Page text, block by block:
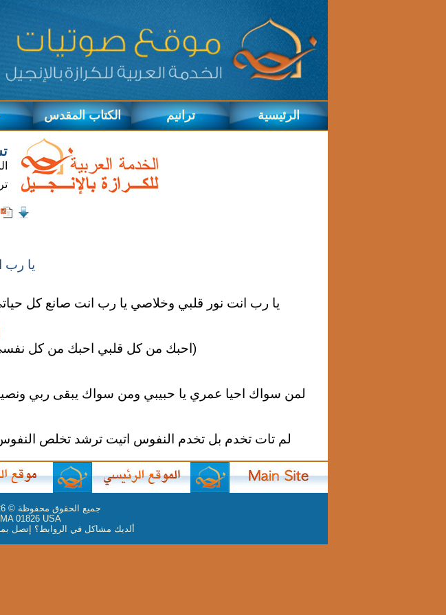
الرئيسية ترانيم الكتاب المقدس
يا رب
يا رب انت نور قلبي وخلاصي يا رب انت صانع كل
(احبك من كل قلبي احبك من كل نفسي) 2 احبك من كل قوتي احبك من كل
لمن سواك احيا عمري يا حبيبي ومن سواك يبقى ربي
لم تات تخدم بل تخدم النفوس اتيت ترشد تخلص
جميع الحقوق محفوظة © 2026
01826 USA
ألديك مشاكل في الروابط؟ إتصل